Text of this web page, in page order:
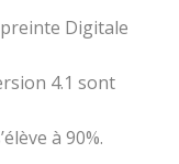
Digitale
4.1 sont
à 90%.